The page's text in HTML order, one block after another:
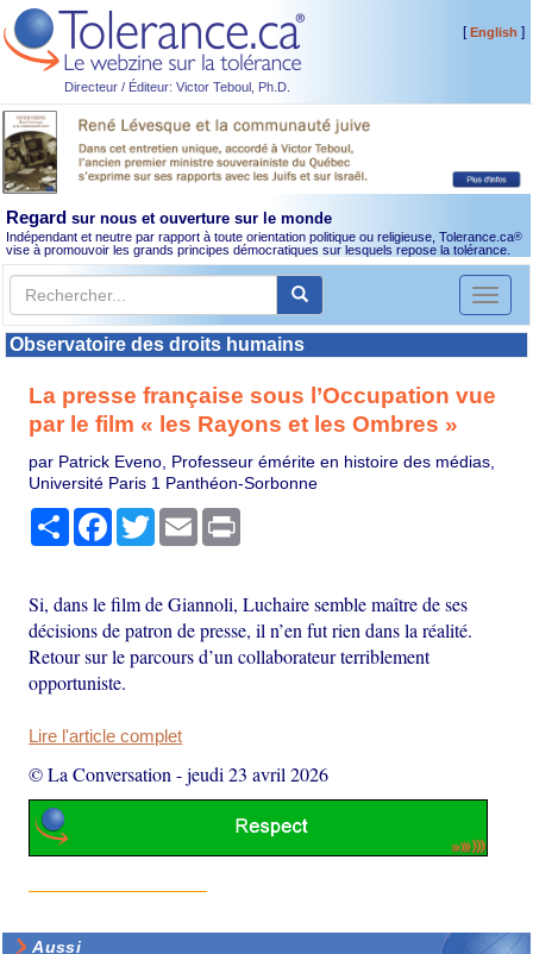
Directeur / Éditeur: Victor Teboul, Ph.D.
[English ]
Regard sur nous et ouverture sur le monde
Indépendant et neutre par rapport à toute orientation politique ou religieuse, Tolerance.ca®
vise à promouvoir les grands principes démocratiques sur lesquels repose la tolérance.
Toggle
Observatoire des droits humains
La presse française sous l’Occupation vue
par le film « les Rayons et les Ombres »
par Patrick Eveno, Professeur émérite en histoire des médias,
Université Paris 1 Panthéon-Sorbonne
PartagerFacebook
TwitterEmail
Si, dans le film de Giannoli, Luchaire semble maître de ses
décisions de patron de presse, il n’en fut rien dans la réalité.
Retour sur le parcours d’un collaborateur terriblement
opportuniste.
Lire l'article complet
© La Conversation -jeudi 23 avril 2026
Aussi